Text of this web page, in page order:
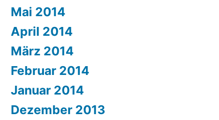
Mai 2014
April 2014
März 2014
Februar 2014
Januar 2014
Dezember 2013